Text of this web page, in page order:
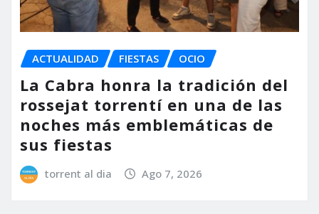
ACTUALIDAD FIESTAS OCIO
La Cabra honra la tradición del
rossejat torrentí en una de las
noches más emblemáticas de
sus fiestas
torrent al dia Ago 7, 2026